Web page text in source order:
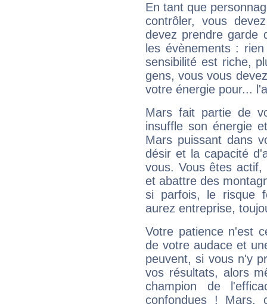
En tant que
contrôler, vous
devez prendre garde
les évènements :
sensibilité est riche,
gens, vous vous
votre énergie pour...
Mars fait partie de
insuffle son énergie
Mars puissant dans
désir et la capacité
vous. Vous êtes
et abattre des
si parfois, le risque
aurez entreprise,
Votre patience n'est
de votre audace et
peuvent, si vous n'y
vos résultats, alors
champion de
confondues ! Mars,